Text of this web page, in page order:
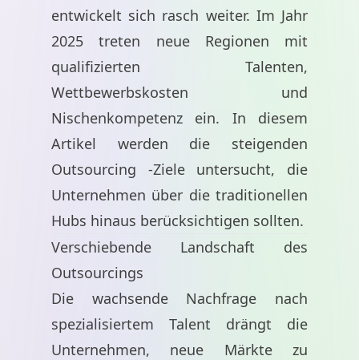
entwickelt sich rasch weiter. Im Jahr
2025 treten neue Regionen mit
qualifizierten Talenten,
Wettbewerbskosten und
Nischenkompetenz ein. In diesem
Artikel werden die steigenden
Outsourcing -Ziele untersucht, die
Unternehmen über die traditionellen
Hubs hinaus berücksichtigen sollten.
Verschiebende Landschaft des
Outsourcings
Die wachsende Nachfrage nach
spezialisiertem Talent drängt die
Unternehmen, neue Märkte zu